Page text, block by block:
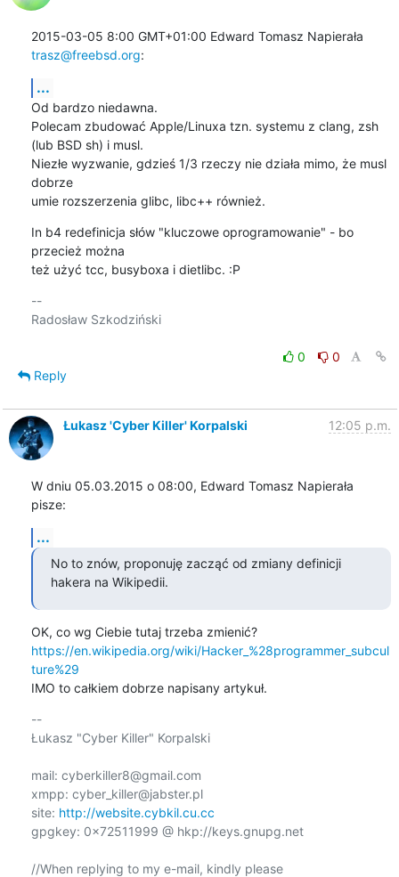
trasz@freebsd.org:
...
Od bardzo niedawna.
Polecam zbudować Apple/Linuxa tzn. systemu z clang, zsh
(lub BSD sh) i musl.
Niezłe wyzwanie, gdzieś 1/3 rzeczy nie działa mimo, że musl
dobrze
umie rozszerzenia glibc, libc++ również.
In b4 redefinicja słów "kluczowe oprogramowanie" - bo
przecież można
też użyć tcc, busyboxa i dietlibc. :P
--
Radosław Szkodziński
0
0
Reply
Łukasz 'Cyber Killer' Korpalski 12:05 p.m.
W dniu 05.03.2015 o 08:00, Edward Tomasz Napierała
pisze:
...
No to znów, proponuję zacząć od zmiany definicji
hakera na Wikipedii.
OK, co wg Ciebie tutaj trzeba zmienić?
https://en.wikipedia.org/wiki/Hacker_%28programmer_subcul
ture%29
IMO to całkiem dobrze napisany artykuł.
--
Łukasz "Cyber Killer" Korpalski
mail: cyberkiller8@gmail.com
xmpp: cyber_killer@jabster.pl
site: http://website.cybkil.cu.cc
gpgkey: 0x72511999 @ hkp://keys.gnupg.net
//When replying to my e-mail, kindly please